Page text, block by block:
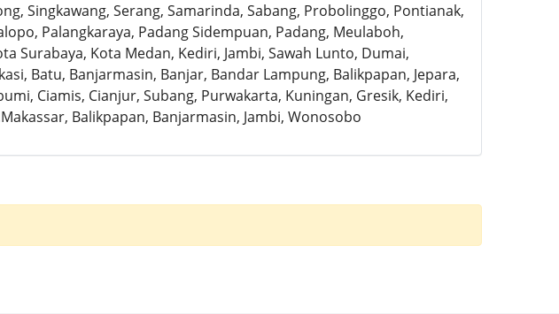
Singkawang, Serang, Samarinda, Sabang, Probolinggo, Pontianak,
Palangkaraya, Padang Sidempuan, Padang, Meulaboh,
Surabaya, Kota Medan, Kediri, Jambi, Sawah Lunto, Dumai,
Batu, Banjarmasin, Banjar, Bandar Lampung, Balikpapan, Jepara,
Ciamis, Cianjur, Subang, Purwakarta, Kuningan, Gresik, Kediri,
Balikpapan, Banjarmasin, Jambi, Wonosobo